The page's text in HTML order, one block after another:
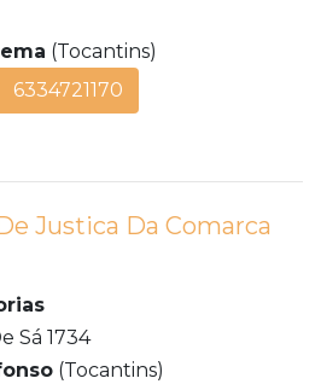
(Tocantins)
6334721170
Justica Da Comarca
Sá 1734
(Tocantins)